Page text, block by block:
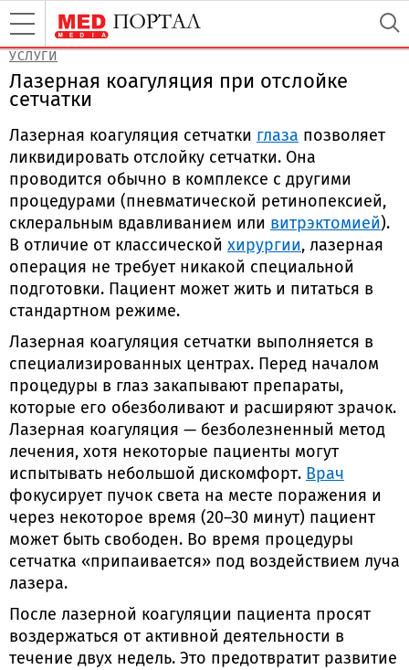
УСЛУГИ
Лазерная коагуляция при отслойке
сетчатки
Лазерная коагуляция сетчатки глаза позволяет
ликвидировать отслойку сетчатки. Она
проводится обычно в комплексе с другими
процедурами (пневматической ретинопексией,
склеральным вдавливанием или витрэктомией).
В отличие от классической хирургии, лазерная
операция не требует никакой специальной
подготовки. Пациент может жить и питаться в
стандартном режиме.
Лазерная коагуляция сетчатки выполняется в
специализированных центрах. Перед началом
процедуры в глаз закапывают препараты,
которые его обезболивают и расширяют зрачок.
Лазерная коагуляция — безболезненный метод
лечения, хотя некоторые пациенты могут
испытывать небольшой дискомфорт. Врач
фокусирует пучок света на месте поражения и
через некоторое время (20–30 минут) пациент
может быть свободен. Во время процедуры
сетчатка «припаивается» под воздействием луча
лазера.
После лазерной коагуляции пациента просят
воздержаться от активной деятельности в
течение двух недель. Это предотвратит развитие